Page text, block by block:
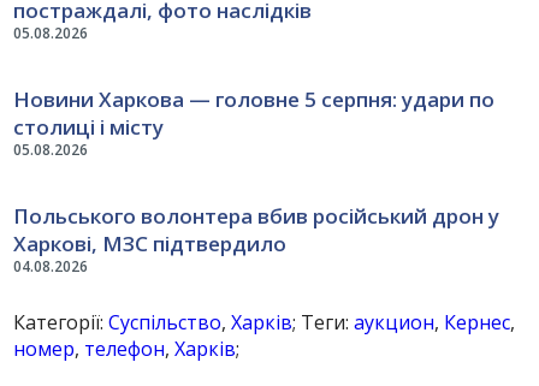
05.08.2026
постраждалі, фото наслідків
05.08.2026
Новини Харкова — головне 5 серпня: удари по
столиці і місту
04.08.2026
Польського волонтера вбив російський дрон у
Харкові, МЗС підтвердило
Категорії:Суспільство,Харків; Теги:аукцион, Кернес,
номер, телефон,Харків;